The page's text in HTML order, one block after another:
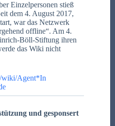
Einzelpersonen stieß
dem 4. August 2017,
war das Netzwerk
offline“. Am 4.
Böll-Stiftung ihren
das Wiki nicht
wiki/Agent*In
und gesponsert